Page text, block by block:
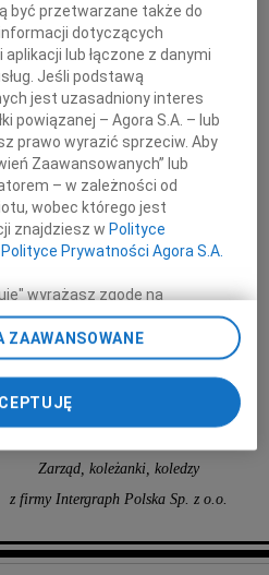
Kunickiego
Brakuje słów, by wyrazić,
jak bardzo będzie nam Go brakowało.
Najbliższej osobie,
Magdzie oraz Rodzinie
wyrazy głębokiego współczucia
Zarząd, koleżanki, koledzy
z firmy Intergraph Polska Sp. z o.o.
być przetwarzane także do
dotyczących
lub łączone z danymi
Jeśli podstawą
jest uzasadniony interes
powiązanej – Agora S.A. – lub
prawo wyrazić sprzeciw. Aby
Zaawansowanych” lub
– w zależności od
wobec którego jest
znajdziesz wPolityce
Polityce Prywatności Agora S.A.
wyrażasz zgodę na
plików typu cookie
Partnerów i Agora S.A.
Możesz też w każdej
dot. plików cookie,
do zarządzania Twoimi
danych poprzez
w stopce serwisu i
zaawansowane”.
możliwa jest także za
Agora S.A. możemy
ZAAWANSOWANE